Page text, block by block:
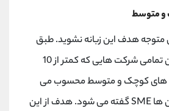
و متوسط
هدف این زبانه نشوید. طبق
تعریف بانک مرکزی ایران تمامی شرکت هایی که کمتر از 10
های کوچک و متوسط محسوب می
شوند که به اختصار به آن ها SME گفته می شود. هدف از این